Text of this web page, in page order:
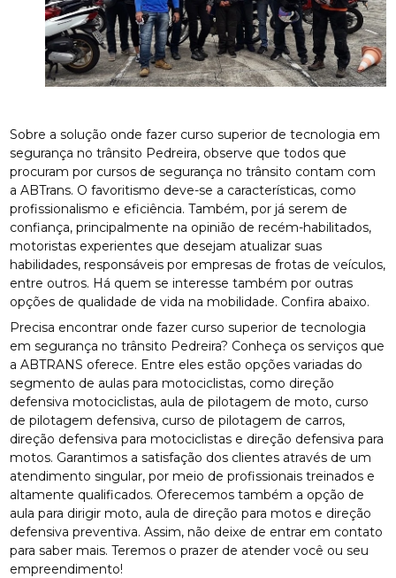
Sobre a solução onde fazer curso superior de tecnologia em
segurança no trânsito Pedreira, observe que todos que
procuram por cursos de segurança no trânsito contam com
a ABTrans. O favoritismo deve-se a características, como
profissionalismo e eficiência. Também, por já serem de
confiança, principalmente na opinião de recém-habilitados,
motoristas experientes que desejam atualizar suas
habilidades, responsáveis por empresas de frotas de veículos,
entre outros. Há quem se interesse também por outras
opções de qualidade de vida na mobilidade. Confira abaixo.
Precisa encontrar onde fazer curso superior de tecnologia
em segurança no trânsito Pedreira? Conheça os serviços que
a ABTRANS oferece. Entre eles estão opções variadas do
segmento de aulas para motociclistas, como direção
defensiva motociclistas, aula de pilotagem de moto, curso
de pilotagem defensiva, curso de pilotagem de carros,
direção defensiva para motociclistas e direção defensiva para
motos. Garantimos a satisfação dos clientes através de um
atendimento singular, por meio de profissionais treinados e
altamente qualificados. Oferecemos também a opção de
aula para dirigir moto, aula de direção para motos e direção
defensiva preventiva. Assim, não deixe de entrar em contato
para saber mais. Teremos o prazer de atender você ou seu
empreendimento!